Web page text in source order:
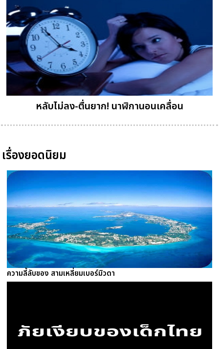
หลับไม่ลง-ตื่นยาก! นาฬิกานอนเคลื่อน
เรื่องยอดนิยม
ความลี้ลับของ สามเหลี่ยมเบอร์มิวดา